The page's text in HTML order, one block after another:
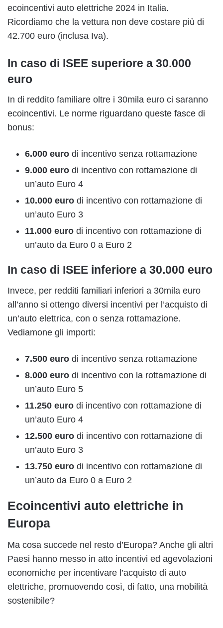
ecoincentivi auto elettriche 2024 in Italia.
Ricordiamo che la vettura non deve costare più di
42.700 euro (inclusa Iva).
In caso di ISEE superiore a 30.000
euro
In di reddito familiare oltre i 30mila euro ci saranno
ecoincentivi. Le norme riguardano queste fasce di
bonus:
6.000 euro di incentivo senza rottamazione
9.000 euro di incentivo con rottamazione di
un’auto Euro 4
10.000 euro di incentivo con rottamazione di
un’auto Euro 3
11.000 euro di incentivo con rottamazione di
un’auto da Euro 0 a Euro 2
In caso di ISEE inferiore a 30.000 euro
Invece, per redditi familiari inferiori a 30mila euro
all’anno si ottengo diversi incentivi per l’acquisto di
un’auto elettrica, con o senza rottamazione.
Vediamone gli importi:
7.500 euro di incentivo senza rottamazione
8.000 euro di incentivo con la rottamazione di
un’auto Euro 5
11.250 euro di incentivo con rottamazione di
un’auto Euro 4
12.500 euro di incentivo con rottamazione di
un’auto Euro 3
13.750 euro di incentivo con rottamazione di
un’auto da Euro 0 a Euro 2
Ecoincentivi auto elettriche in
Europa
Ma cosa succede nel resto d’Europa? Anche gli altri
Paesi hanno messo in atto incentivi ed agevolazioni
economiche per incentivare l’acquisto di auto
elettriche, promuovendo così, di fatto, una mobilità
sostenibile?